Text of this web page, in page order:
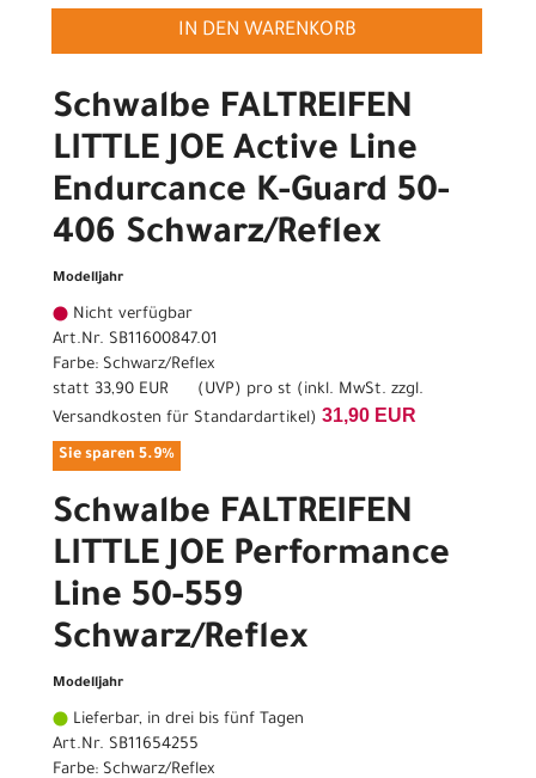
IN DEN WARENKORB
Schwalbe FALTREIFEN
LITTLE JOE Active Line
Endurcance K-Guard 50-
406 Schwarz/Reflex
Modelljahr
Nicht verfügbar
Art.Nr. SB11600847.01
Farbe: Schwarz/Reflex
statt 33,90 EUR ( UVP) pro st (inkl. MwSt. zzgl.
Versandkosten für Standardartikel) 31,90 EUR
Sie sparen 5.9%
Schwalbe FALTREIFEN
LITTLE JOE Performance
Line 50-559
Schwarz/Reflex
Modelljahr
Lieferbar, in drei bis fünf Tagen
Art.Nr. SB11654255
Farbe: Schwarz/Reflex